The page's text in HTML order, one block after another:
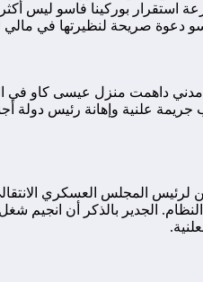
استقرار بوركينا فاسو ليس
دعوة صريحة لنظيرتها في
مدني داهمت منزل عيسى كاو في
علنية وإهانة رئيس دولة
لرئيس المجلس العسكري
الجدير بالذكر أن انجيم